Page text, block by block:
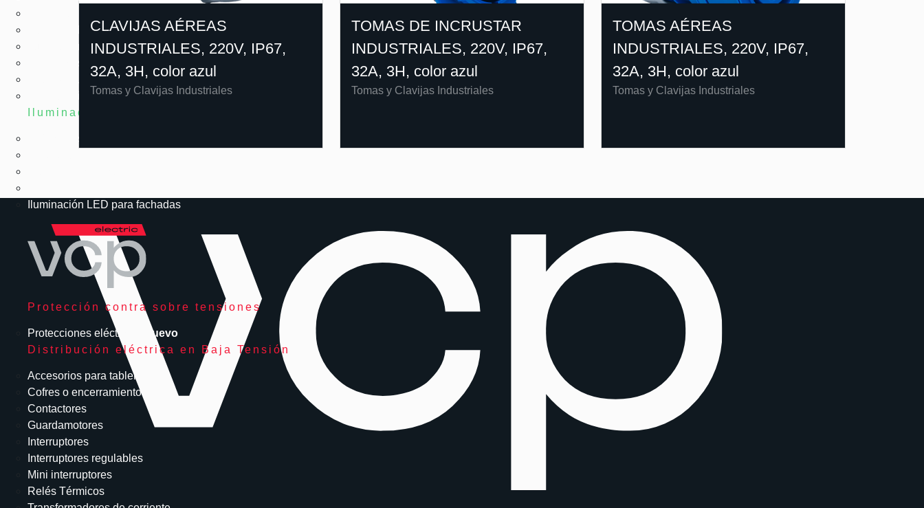
CLAVIJAS AÉREAS
INDUSTRIALES, 220V, IP67,
32A, 3H, color azul
Tomas y Clavijas Industriales
TOMAS DE INCRUSTAR
INDUSTRIALES, 220V, IP67,
32A, 3H, color azul
Tomas y Clavijas Industriales
TOMAS AÉREAS
INDUSTRIALES, 220V, IP67,
32A, 3H, color azul
Tomas y Clavijas Industriales
Paneles LED
Iluminación LED arquitectónica
Herméticas LED
High Bay LED
Emergencia LED
Iluminación exterior
Reflectores LED
Iluminación LED para fachadas
Protección contra sobre tensiones
Protecciones eléctricas
Nuevo
Distribución eléctrica en Baja Tensión
Accesorios para tableros
Cofres o encerramientos
Contactores
Guardamotores
Interruptores
Interruptores regulables
Mini interruptores
Relés Térmicos